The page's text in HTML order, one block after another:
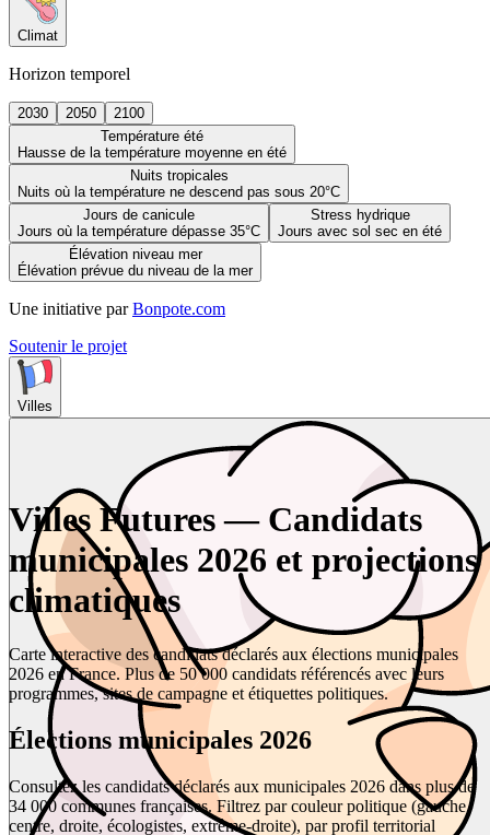
Climat
Horizon temporel
2030 2050
2100
Température été
Hausse de la température moyenne en été
Nuits tropicales
Nuits où la température ne descend pas sous 20°C
Jours de canicule
Jours où la température dépasse 35°C
Stress hydrique
Jours avec sol sec en été
Élévation niveau mer
Élévation prévue du niveau de la mer
Une initiative par Bonpote.com
Soutenir le projet
Villes
Villes Futures — Candidats
municipales 2026 et projections
climatiques
Carte interactive des candidats déclarés aux élections municipales
2026 en France. Plus de 50 000 candidats référencés avec leurs
programmes, sites de campagne et étiquettes politiques.
Élections municipales 2026
Consultez les candidats déclarés aux municipales 2026 dans plus de
34 000 communes françaises. Filtrez par couleur politique (gauche,
centre, droite, écologistes, extrême-droite), par profil territorial